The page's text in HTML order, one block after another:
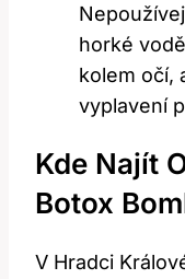
horké
kolem očí,
vyplavení
Kde Najít
Botox
V Hradci